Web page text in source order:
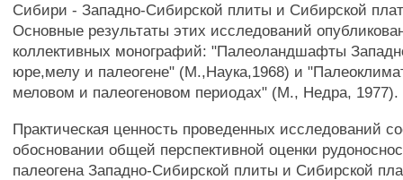
Сибири - Западно-Сибирской плиты и Сибирской
Основные результаты этих исследований
коллективных монографий: "Палеоландшафты
юре,мелу и палеогене" (М.,Наука,1968) и
меловом и палеогеновом периодах" (М., Недра, 1977).
Практическая ценность проведенных исследований
обосновании общей перспективной оценки
палеогена Западно-Сибирской плиты и Сибирской